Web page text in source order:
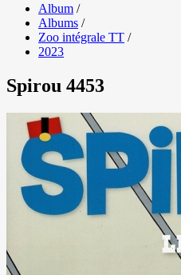
Album /
Albums /
Zoo intégrale TT /
2023
Spirou 4453